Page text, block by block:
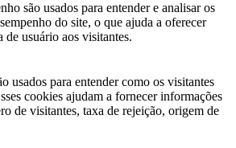
são usados ​​para entender e analisar os
do site, o que ajuda a oferecer
usuário aos visitantes.
usados ​​para entender como os visitantes
cookies ajudam a fornecer informações
de visitantes, taxa de rejeição, origem de